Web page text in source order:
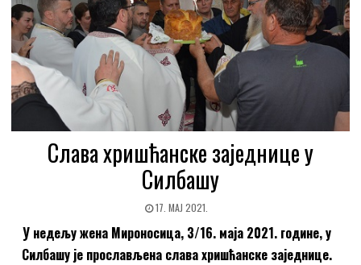
Слава хришћанске заједнице у
Силбашу
17. МАЈ 2021.
У недељу жена Мироносица, 3/16. маја 2021. године,у
Силбашу је прослављена славахришћанске заједнице.